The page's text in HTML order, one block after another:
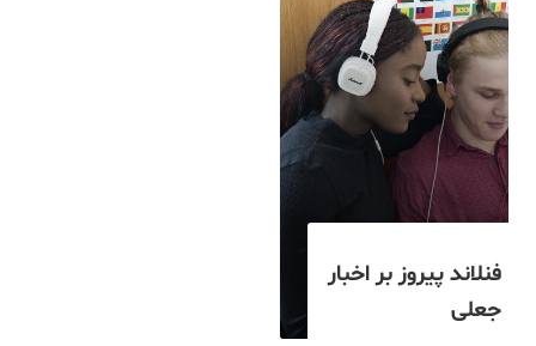
فنلاند پیروز بر اخبار
جعلی